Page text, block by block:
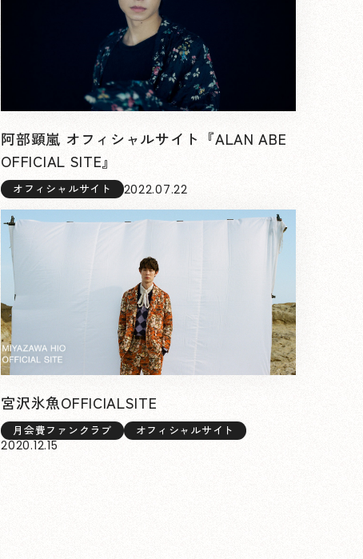
阿部顕嵐 オフィシャルサイト『ALAN ABE
OFFICIAL SITE』
オフィシャルサイト 2022.07.22
宮沢氷魚OFFICIALSITE
月会費ファンクラブ オフィシャルサイト
2020.12.15